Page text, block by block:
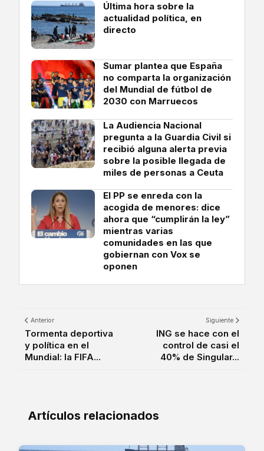
Última hora sobre la
actualidad política, en
directo
Sumar plantea que España
no comparta la organización
del Mundial de fútbol de
2030 con Marruecos
La Audiencia Nacional
pregunta a la Guardia Civil si
recibió alguna alerta previa
sobre la posible llegada de
miles de personas a Ceuta
El PP se enreda con la
acogida de menores: dice
ahora que “cumplirán la ley”
mientras varias
comunidades en las que
gobiernan con Vox se
oponen
Anterior
Tormenta deportiva
y política en el
Mundial: la FIFA...
Siguiente
ING se hace con el
control de casi el
40% de Singular...
Artículos relacionados